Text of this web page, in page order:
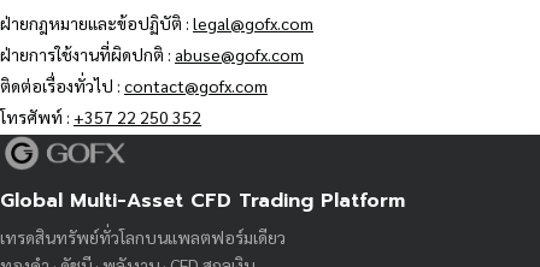
ฝ่ายกฎหมายและข้อปฏิบัติ : legal@gofx.com
ฝ่ายการใช้งานที่ผิดปกติ : abuse@gofx.com
ติดต่อเรื่องทั่วไป : contact@gofx.com
โทรศัพท์ : +357 22 250 352
Global Multi-Asset CFD Trading Platform
เทรดสินทรัพย์ทั่วโลกบนแพลตฟอร์มเดียว